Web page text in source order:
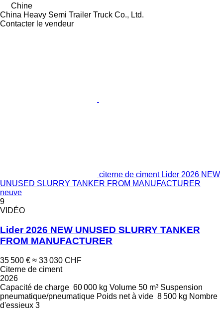
Chine
China Heavy Semi Trailer Truck Co., Ltd.
Contacter le vendeur
citerne de ciment Lider 2026 NEW
UNUSED SLURRY TANKER FROM MANUFACTURER
neuve
9
VIDÉO
Lider 2026 NEW UNUSED SLURRY TANKER
FROM MANUFACTURER
35 500 € ≈ 33 030 CHF
Citerne de ciment
2026
Capacité de charge 60 000 kg Volume 50 m³ Suspension
pneumatique/pneumatique Poids net à vide 8 500 kg Nombre
d'essieux 3